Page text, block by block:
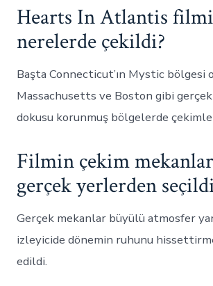
Hearts In Atlantis filmi
nerelerde çekildi?
Başta Connecticut’ın Mystic bölgesi
Massachusetts ve Boston gibi
dokusu korunmuş bölgelerde
Filmin çekim
gerçek yerlerden
Gerçek mekanlar büyülü atmosfer
izleyicide dönemin ruhunu
edildi.